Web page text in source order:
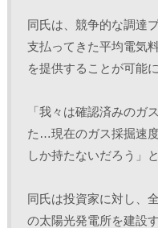
同氏は、競争的な調達
支払ってきた平均電気
を提供することが可能
「我々は確認済みのガ
た…現在のガス採掘速
しか持たないだろう」
同氏は投資家に対し、
の太陽光発電所を建設